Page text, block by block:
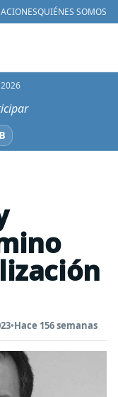
QUIÉNES SOMOS
BBluesky
•Hace 156 semanas